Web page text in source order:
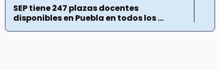
SEP tiene 247 plazas docentes
disponibles en Puebla en todos los ...